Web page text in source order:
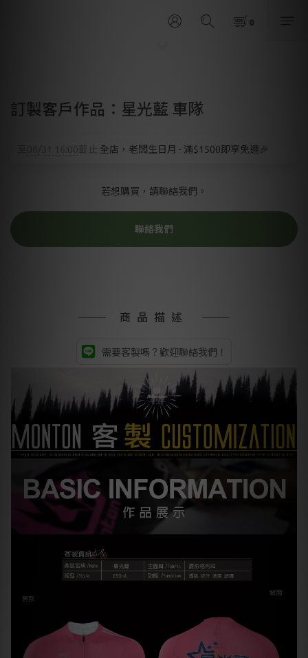
訂製客戶作品：星光藍 車隊
08/31 16:00截止 全店，老闆生日月 - 滿$1500即享免運🎉
若想購買，請聯絡我們。
聯絡我們
商品描述
需要客製嗎？歡迎聯絡我們！